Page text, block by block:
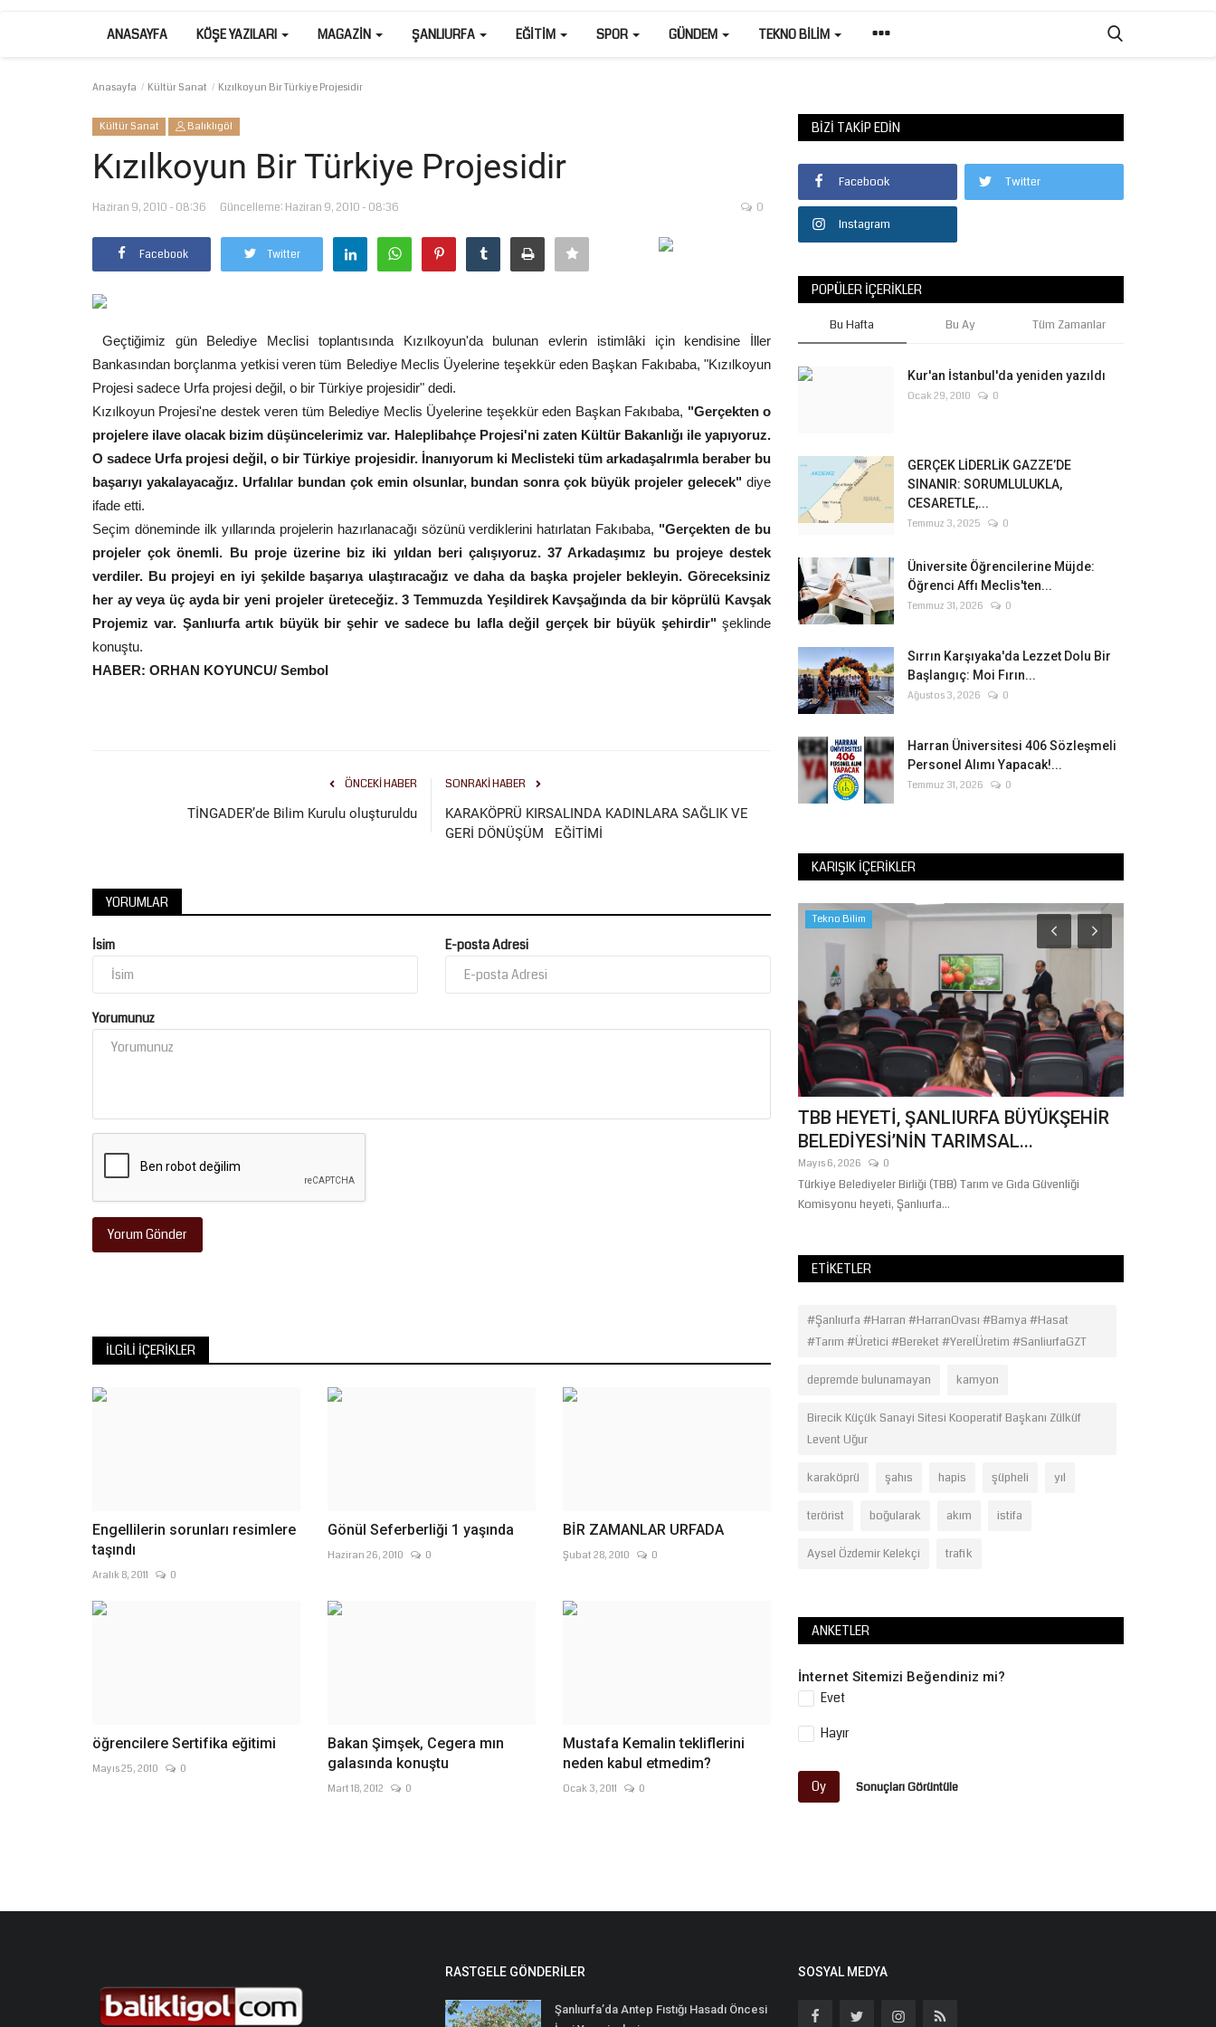
ANASAYFA KÖŞE YAZILARI MAGAZIN ŞANLIURFA EĞITIM SPOR GÜNDEM TEKNO BILIM
Anasayfa Kültür Sanat Kızılkoyun Bir Türkiye Projesidir
Kültür Sanat Balıklıgöl
Kızılkoyun Bir Türkiye Projesidir
Haziran 9, 2010 - 08:36 Güncelleme: Haziran 9, 2010 - 08:36 0
Facebook Twitter
Geçtiğimiz gün Belediye Meclisi toplantısında Kızılkoyun'da bulunan evlerin istimlâki için kendisine İller
Bankasından borçlanma yetkisi veren tüm Belediye Meclis Üyelerine teşekkür eden Başkan Fakıbaba, "Kızılkoyun
Projesi sadece Urfa projesi değil, o bir Türkiye projesidir" dedi.
Kızılkoyun Projesi'ne destek veren tüm Belediye Meclis Üyelerine teşekkür eden Başkan Fakıbaba, "Gerçekten o
projelere ilave olacak bizim düşüncelerimiz var. Haleplibahçe Projesi'ni zaten Kültür Bakanlığı ile yapıyoruz.
O sadece Urfa projesi değil, o bir Türkiye projesidir. İnanıyorum ki Meclisteki tüm arkadaşalrımla beraber bu
başarıyı yakalayacağız. Urfalılar bundan çok emin olsunlar, bundan sonra çok büyük projeler gelecek" diye
ifade etti.
Seçim döneminde ilk yıllarında projelerin hazırlanacağı sözünü verdiklerini hatırlatan Fakıbaba, "Gerçekten de bu
projeler çok önemli. Bu proje üzerine biz iki yıldan beri çalışıyoruz. 37 Arkadaşımız bu projeye destek
verdiler. Bu projeyi en iyi şekilde başarıya ulaştıracağız ve daha da başka projeler bekleyin. Göreceksiniz
her ay veya üç ayda bir yeni projeler üreteceğiz. 3 Temmuzda Yeşildirek Kavşağında da bir köprülü Kavşak
Projemiz var. Şanlıurfa artık büyük bir şehir ve sadece bu lafla değil gerçek bir büyük şehirdir" şeklinde
konuştu.
HABER: ORHAN KOYUNCU/ Sembol
ÖNCEKI HABER
TİNGADER’de Bilim Kurulu oluşturuldu
SONRAKI HABER
KARAKÖPRÜ KIRSALINDA KADINLARA SAĞLIK VE
GERİ DÖNÜŞÜM EĞİTİMİ
YORUMLAR
İsim E-posta Adresi
Yorumunuz
Yorum Gönder
İLGILI İÇERIKLER
Engellilerin sorunları resimlere
taşındı
Aralık 8, 2011 0
Gönül Seferberliği 1 yaşında
Haziran 26, 2010 0
BİR ZAMANLAR URFADA
Şubat 28, 2010 0
öğrencilere Sertifika eğitimi
Mayıs 25, 2010 0
Bakan Şimşek, Cegera mın
galasında konuştu
Mart 18, 2012 0
Mustafa Kemalin tekliflerini
neden kabul etmedim?
Ocak 3, 2011 0
BIZI TAKIP EDIN
Facebook Twitter
Instagram
POPÜLER İÇERIKLER
Bu Hafta Bu Ay Tüm Zamanlar
Kur'an İstanbul'da yeniden yazıldı
Ocak 29, 2010 0
GERÇEK LİDERLİK GAZZE’DE
SINANIR: SORUMLULUKLA,
CESARETLE,...
Temmuz 3, 2025 0
Üniversite Öğrencilerine Müjde:
Öğrenci Affı Meclis'ten...
Temmuz 31, 2026 0
Sırrın Karşıyaka'da Lezzet Dolu Bir
Başlangıç: Moi Fırın...
Ağustos 3, 2026 0
Harran Üniversitesi 406 Sözleşmeli
Personel Alımı Yapacak!...
Temmuz 31, 2026 0
KARIŞIK İÇERIKLER
Spor
Şanlıurfaspor Teknik Direktörü Gürses
Kılıç İddialı Konuştu:...
Ağustos 5, 2026
TFF 2. Lig Beyaz Grup’ta yeni sezona iddialı bir giriş yapmaya
hazırlanan Şanlıurfaspor’da...
Spor
BÜYÜKŞEHİR'İN YÜZME HAVUZLARI
Tekno Bilim
TBB HEYETİ, ŞANLIURFA BÜYÜKŞEHİR
BELEDİYESİ’NİN TARIMSAL...
Mayıs 6, 2026 0
Türkiye Belediyeler Birliği (TBB) Tarım ve Gıda Güvenliği
Komisyonu heyeti, Şanlıurfa...
ETIKETLER
#Şanlıurfa #Harran #HarranOvası #Bamya #Hasat
#Tarım #Üretici #Bereket #YerelÜretim #SanliurfaGZT
depremde bulunamayan kamyon
Birecik Küçük Sanayi Sitesi Kooperatif Başkanı Zülküf
Levent Uğur
karaköprü şahıs hapis şüpheli yıl
terörist boğularak akım istifa
Aysel Özdemir Kelekçi trafik
ANKETLER
İnternet Sitemizi Beğendiniz mi?
Evet
Hayır
Oy Sonuçları Görüntüle
RASTGELE GÖNDERILER
Şanlıurfa’da Antep Fıstığı Hasadı Öncesi
SOSYAL MEDYA